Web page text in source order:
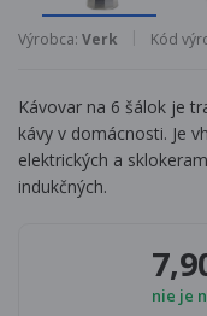
Výrobca: Verk Kód
Kávovar na 6 šálok je
kávy v domácnosti. Je
elektrických a
indukčných.
nie je